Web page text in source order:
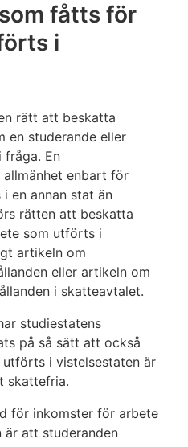
fåtts för
i
rätt att beskatta
en studerande eller
En
enbart för
en annan stat än
rätten att beskatta
som utförts i
artikeln om
eller artikeln om
i skatteavtalet.
studiestatens
på så sätt att också
i vistelsestaten är
skattefria.
för inkomster för arbete
att studeranden